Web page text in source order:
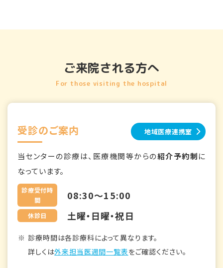
ご来院される方へ
For those visiting the hospital
受診のご案内 地域医療連携室
当センターの診療は、医療機関等からの紹介予約制に
なっています。
診療受付時
間
08:30～15:00
休診日 土曜・日曜・祝日
診療時間は各診療科によって異なります。
詳しくは外来担当医週間一覧表をご確認ください。